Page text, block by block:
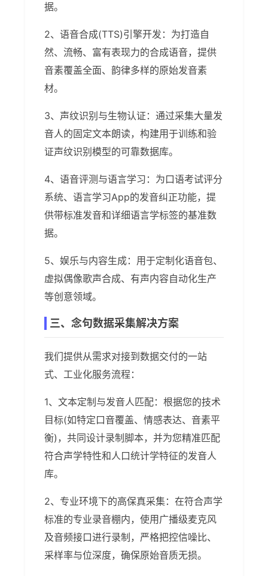
据。
2、语音合成(TTS)引擎开发：为打造自
然、流畅、富有表现力的合成语音，提供
音素覆盖全面、韵律多样的原始发音素
材。
3、声纹识别与生物认证：通过采集大量发
音人的固定文本朗读，构建用于训练和验
证声纹识别模型的可靠数据库。
4、语音评测与语言学习：为口语考试评分
系统、语言学习App的发音纠正功能，提
供带标准发音和详细语言学标签的基准数
据。
5、娱乐与内容生成：用于定制化语音包、
虚拟偶像歌声合成、有声内容自动化生产
等创意领域。
三、念句数据采集解决方案
我们提供从需求对接到数据交付的一站
式、工业化服务流程：
1、文本定制与发音人匹配：根据您的技术
目标(如特定口音覆盖、情感表达、音素平
衡)，共同设计录制脚本，并为您精准匹配
符合声学特性和人口统计学特征的发音人
库。
2、专业环境下的高保真采集：在符合声学
标准的专业录音棚内，使用广播级麦克风
及音频接口进行录制，严格把控信噪比、
采样率与位深度，确保原始音质无损。